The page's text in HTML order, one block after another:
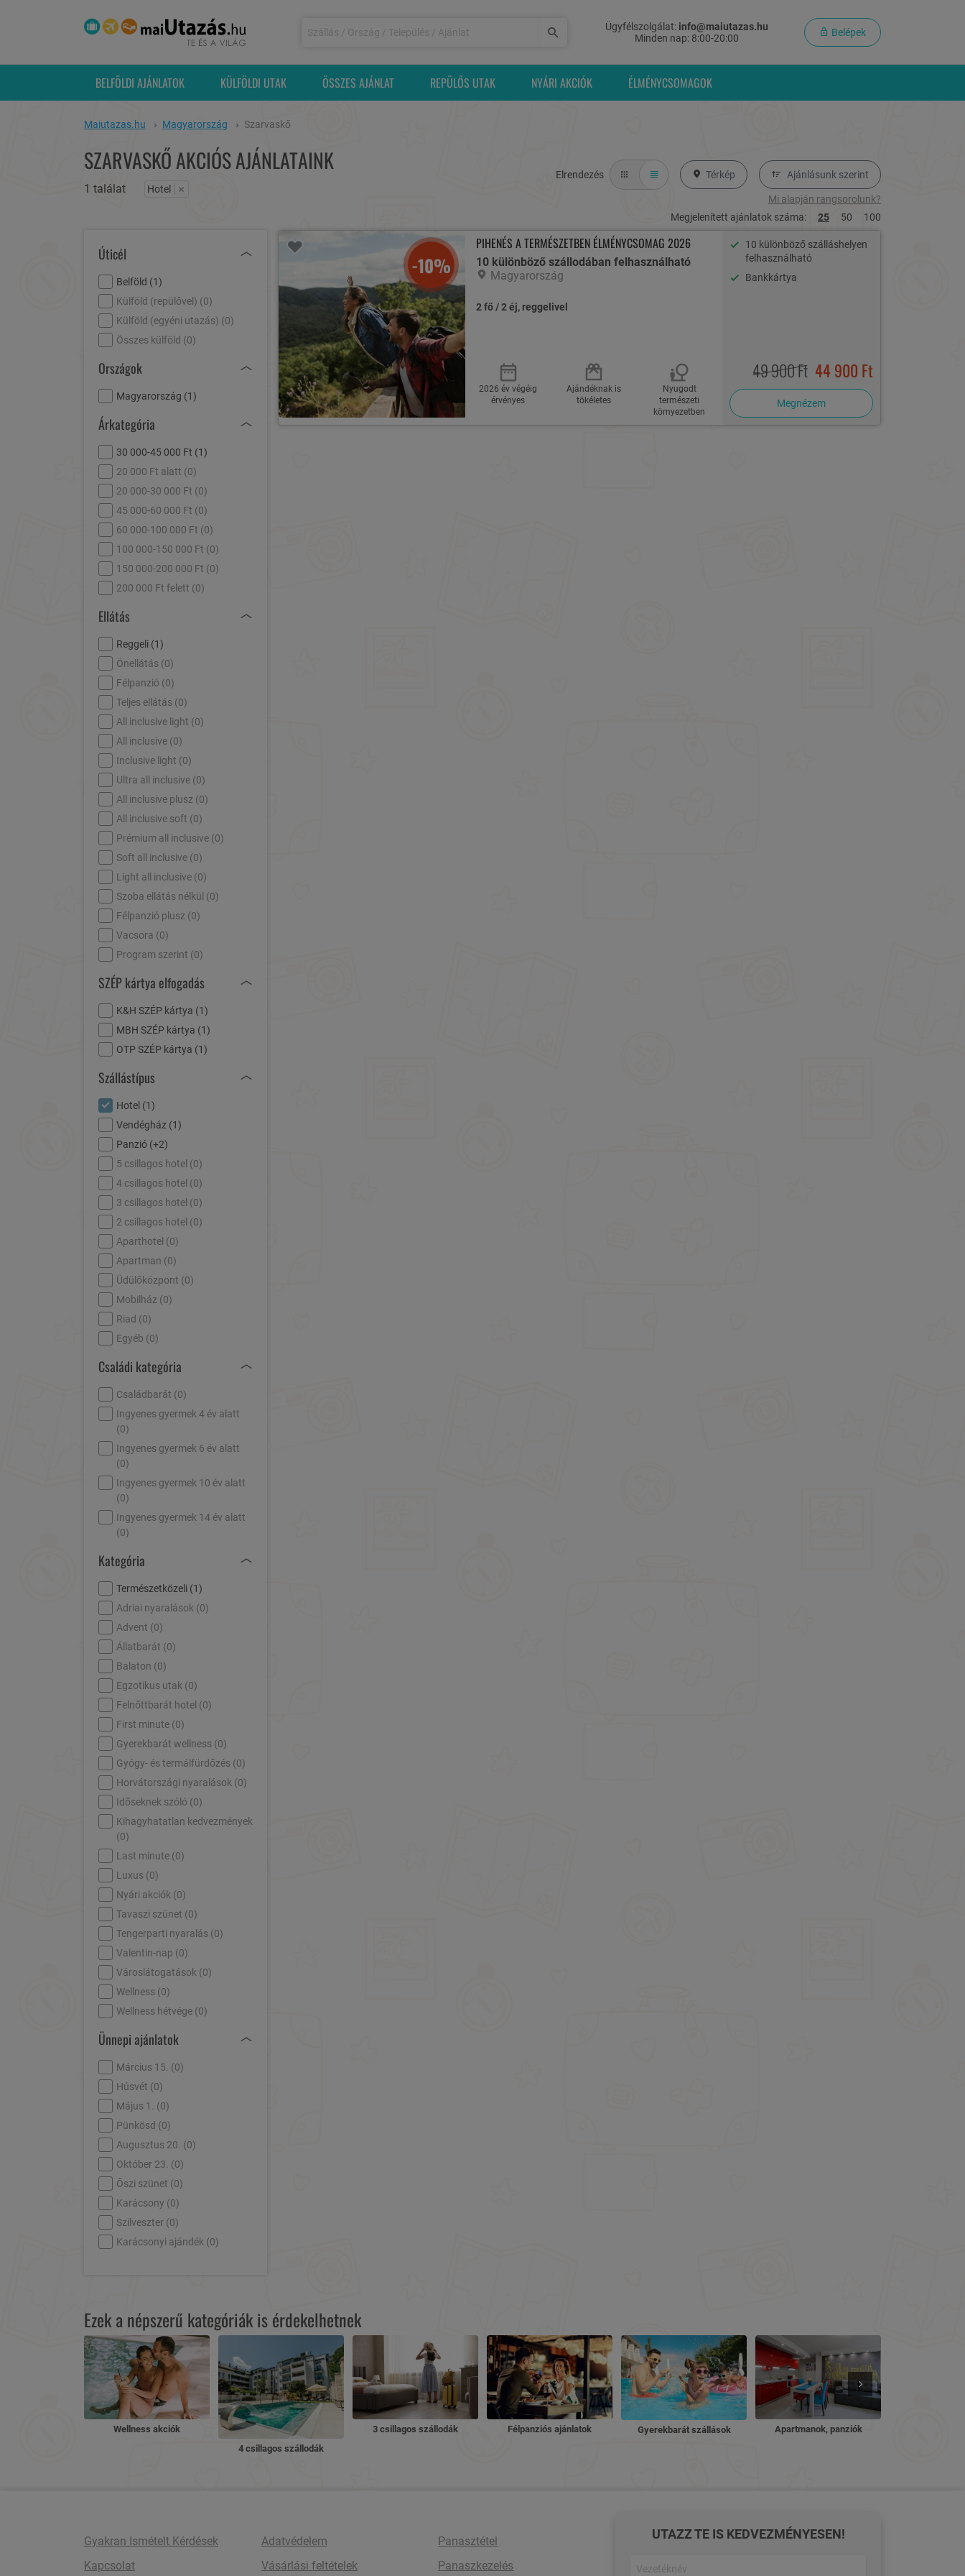
Ügyfélszolgálat: info@maiutazas.hu
Minden nap: 8:00-20:00
Belépek
BELFÖLDI AJÁNLATOK KÜLFÖLDI UTAK ÖSSZES AJÁNLAT REPÜLŐS UTAK NYÁRI AKCIÓK ÉLMÉNYCSOMAGOK
Maiutazas.hu Magyarország Szarvaskő
SZARVASKŐ AKCIÓS AJÁNLATAINK
1 találat Hotel ×
Elrendezés Térkép Ajánlásunk szerint
Mi alapján rangsorolunk?
Megjelenített ajánlatok száma:
25 50 100
Úticél
Belföld (1)
Külföld (repülővel) (0)
Külföld (egyéni utazás) (0)
Összes külföld (0)
Országok
Magyarország (1)
Árkategória
30 000-45 000 Ft (1)
20 000 Ft alatt (0)
20 000-30 000 Ft (0)
45 000-60 000 Ft (0)
60 000-100 000 Ft (0)
100 000-150 000 Ft (0)
150 000-200 000 Ft (0)
200 000 Ft felett (0)
Ellátás
Reggeli (1)
Önellátás (0)
Félpanzió (0)
Teljes ellátás (0)
All inclusive light (0)
All inclusive (0)
Inclusive light (0)
Ultra all inclusive (0)
All inclusive plusz (0)
All inclusive soft (0)
Prémium all inclusive (0)
Soft all inclusive (0)
Light all inclusive (0)
Szoba ellátás nélkül (0)
Félpanzió plusz (0)
Vacsora (0)
Program szerint (0)
SZÉP kártya elfogadás
K&H SZÉP kártya (1)
MBH SZÉP kártya (1)
OTP SZÉP kártya (1)
Szállástípus
Hotel (1)
Vendégház (1)
Panzió (+2)
5 csillagos hotel (0)
4 csillagos hotel (0)
3 csillagos hotel (0)
2 csillagos hotel (0)
Aparthotel (0)
Apartman (0)
Üdülőközpont (0)
Mobilház (0)
Riad (0)
Egyéb (0)
Családi kategória
Családbarát (0)
Ingyenes gyermek 4 év alatt
(0)
Ingyenes gyermek 6 év alatt
(0)
Ingyenes gyermek 10 év alatt
(0)
Ingyenes gyermek 14 év alatt
(0)
Kategória
Természetközeli (1)
Adriai nyaralások (0)
Advent (0)
Állatbarát (0)
Balaton (0)
Egzotikus utak (0)
Felnőttbarát hotel (0)
First minute (0)
Gyerekbarát wellness (0)
Gyógy- és termálfürdőzés (0)
Horvátországi nyaralások (0)
Időseknek szóló (0)
Kihagyhatatlan kedvezmények
(0)
Last minute (0)
Luxus (0)
Nyári akciók (0)
Tavaszi szünet (0)
Tengerparti nyaralás (0)
Valentin-nap (0)
Városlátogatások (0)
Wellness (0)
Wellness hétvége (0)
Ünnepi ajánlatok
Március 15. (0)
Húsvét (0)
Május 1. (0)
Pünkösd (0)
Augusztus 20. (0)
Október 23. (0)
Őszi szünet (0)
Karácsony (0)
Szilveszter (0)
Karácsonyi ajándék (0)
-10%
PIHENÉS A TERMÉSZETBEN ÉLMÉNYCSOMAG 2026
10 különböző szállodában felhasználható
Magyarország
2 fő / 2 éj, reggelivel
2026 év végéig
érvényes
Ajándéknak is
tökéletes
Nyugodt
természeti
környezetben
10 különböző szálláshelyen
felhasználható
Bankkártya
49 900 Ft 44 900 Ft
Megnézem
Ezek a népszerű kategóriák is érdekelhetnek
Wellness akciók
4 csillagos szállodák
3 csillagos szállodák Félpanziós ajánlatok Gyerekbarát szállások Apartmanok, panziók
Gyakran Ismételt Kérdések
Kapcsolat
Adatvédelem
Vásárlási feltételek
Panasztétel
Panaszkezelés
UTAZZ TE IS KEDVEZMÉNYESEN!